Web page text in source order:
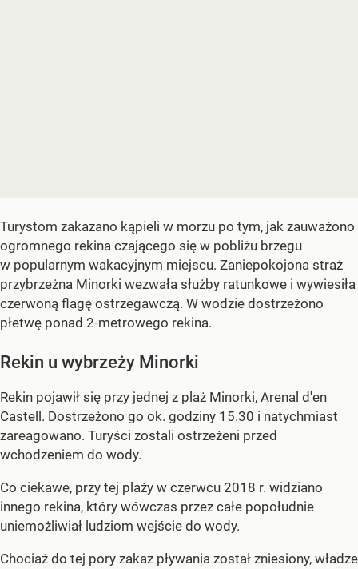
Turystom zakazano kąpieli w morzu po tym, jak zauważono
ogromnego rekina czającego się w pobliżu brzegu
w popularnym wakacyjnym miejscu. Zaniepokojona straż
przybrzeżna Minorki wezwała służby ratunkowe i wywiesiła
czerwoną flagę ostrzegawczą. W wodzie dostrzeżono
płetwę ponad 2-metrowego rekina.
Rekin u wybrzeży Minorki
Rekin pojawił się przy jednej z plaż Minorki, Arenal d'en
Castell. Dostrzeżono go ok. godziny 15.30 i natychmiast
zareagowano. Turyści zostali ostrzeżeni przed
wchodzeniem do wody.
Co ciekawe, przy tej plaży w czerwcu 2018 r. widziano
innego rekina, który wówczas przez całe popołudnie
uniemożliwiał ludziom wejście do wody.
Chociaż do tej pory zakaz pływania został zniesiony, władze